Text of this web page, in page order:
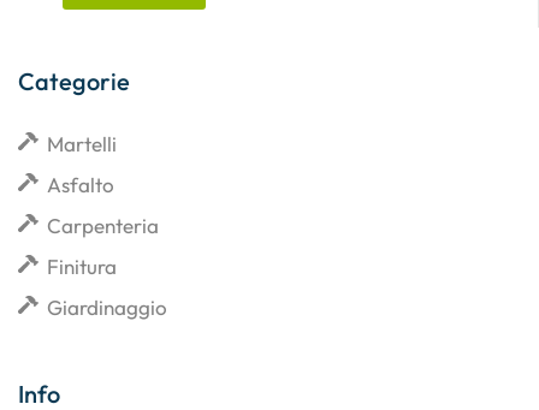
Categorie
Martelli
Asfalto
Carpenteria
Finitura
Giardinaggio
Info